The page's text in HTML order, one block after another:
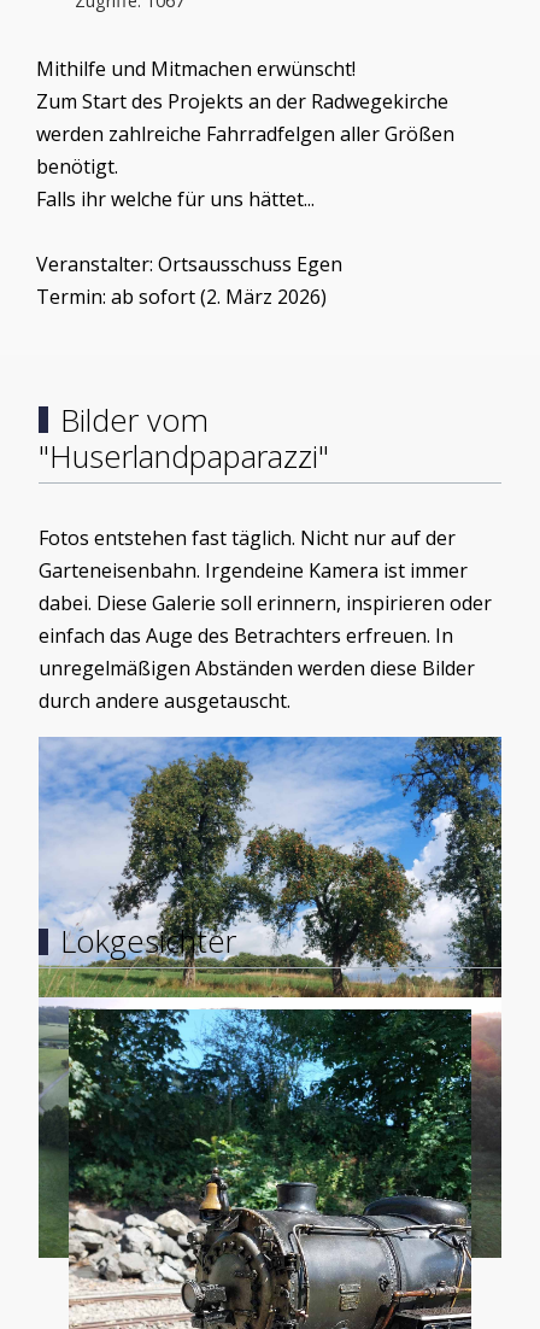
Mithilfe und Mitmachen erwünscht!
Zum Start des Projekts an der Radwegekirche
werden zahlreiche Fahrradfelgen aller Größen
benötigt.
Falls ihr welche für uns hättet...
Veranstalter: Ortsausschuss Egen
Termin: ab sofort (2. März 2026)
Bilder vom
"Huserlandpaparazzi"
Fotos entstehen fast täglich. Nicht nur auf der
Garteneisenbahn. Irgendeine Kamera ist immer
dabei. Diese Galerie soll erinnern, inspirieren oder
einfach das Auge des Betrachters erfreuen. In
unregelmäßigen Abständen werden diese Bilder
durch andere ausgetauscht.
Load More
Lokgesichter